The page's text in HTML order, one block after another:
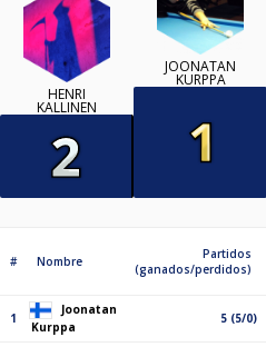
HENRI
KALLINEN
JOONATAN
KURPPA
# Nombre
Partidos
(ganados/perdidos)
1
Joonatan
Kurppa
5 (5/0)